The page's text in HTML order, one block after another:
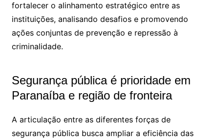
fortalecer o alinhamento estratégico entre as
instituições, analisando desafios e promovendo
ações conjuntas de prevenção e repressão à
criminalidade.
Segurança pública é prioridade em
Paranaíba e região de fronteira
A articulação entre as diferentes forças de
segurança pública busca ampliar a eficiência das